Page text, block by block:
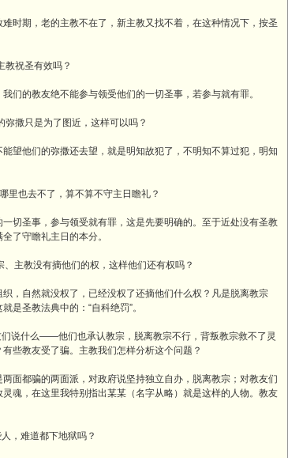
时期，老的主教不在了，新主教又找不着，在这种情况下，按圣
教祝圣有效吗？
们的教友绝不能参与领受他们的一切圣事，若参与就有罪。
撒只是为了图近，这样可以吗？
望他们的弥撒还去望，就是明知故犯了，不明知不算过犯，明知
里也去不了，算不算不守主日瞻礼？
切圣事，参与领受就有罪，这是先要明确的。至于近处没有圣教
了守瞻礼主日的本分。
主教没有摘他们的权，这样他们还有权吗？
，自然就没权了，已经没权了还摘他们什么权？凡是脱离教宗
是圣教法典中的：“自科绝罚”。
说什么——他们也承认教宗，脱离教宗不行，背叛教宗救不了灵
些教友受了骗。主教我们怎样分析这个问题？
面都骗的两面派，对政府说坚持独立自办，脱离教宗；对教友们
魂，在这里我特别指出某某（名字从略）就是这样的人物。教友
，难道都下地狱吗？